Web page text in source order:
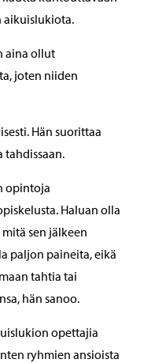
aikuislukiota.
aina ollut
joten niiden
Hän suorittaa
tahdissaan.
opintoja
Haluan olla
sen jälkeen
paljon paineita, eikä
tahtia tai
hän sanoo.
opettajia
ryhmien ansioista